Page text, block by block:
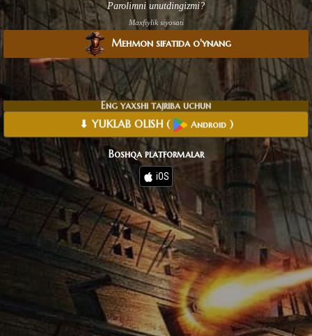
Parolimni unutdingizmi?
Maxfiylik siyosati
Mehmon sifatida o'ynang
Eng yaxshi tajriba uchun
⬇ YUKLAB OLISH ( Android)
Boshqa platformalar
iOS